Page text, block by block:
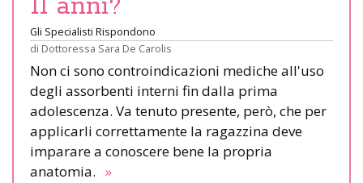
Gli Specialisti Rispondono
di Dottoressa Sara De Carolis
Non ci sono controindicazioni mediche all'uso
degli assorbenti interni fin dalla prima
adolescenza. Va tenuto presente, però, che per
applicarli correttamente la ragazzina deve
imparare a conoscere bene la propria
anatomia. »